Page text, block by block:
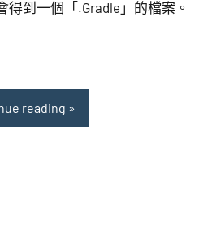
得到一個「.Gradle」的檔案。
reading